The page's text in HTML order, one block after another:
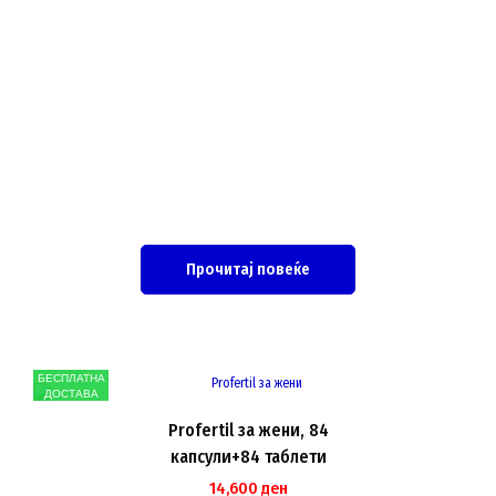
Прочитај повеќе
БЕСПЛАТНА
ДОСТАВА
Profertil за жени, 84
капсули+84 таблети
14,600 ден